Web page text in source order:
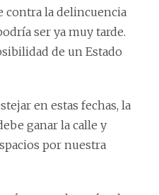
contra la delincuencia
ser ya muy tarde.
de un Estado
en estas fechas, la
ganar la calle y
por nuestra